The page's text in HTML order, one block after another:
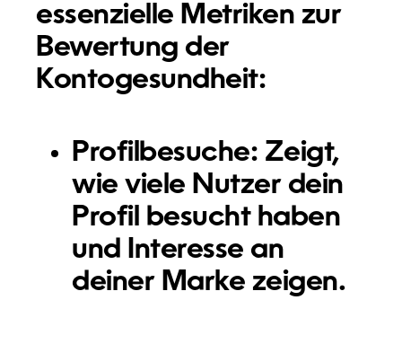
essenzielle Metriken zur
Bewertung der
Kontogesundheit:
Profilbesuche: Zeigt,
wie viele Nutzer dein
Profil besucht haben
und Interesse an
deiner Marke zeigen.